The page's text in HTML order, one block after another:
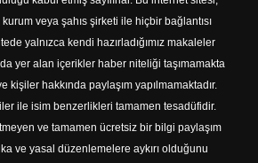
veya şahıs şirketi ile hiçbir bağlantısı
yalnızca kendi hazırladığımız makaleler
yer alan içerikler haber niteliği taşımamakta
kişiler hakkında paylaşım yapılmamaktadır.
ile isim benzerlikleri tamamen tesadüfidir.
ve tamamen ücretsiz bir bilgi paylaşım
ve yasal düzenlemelere aykırı olduğunu